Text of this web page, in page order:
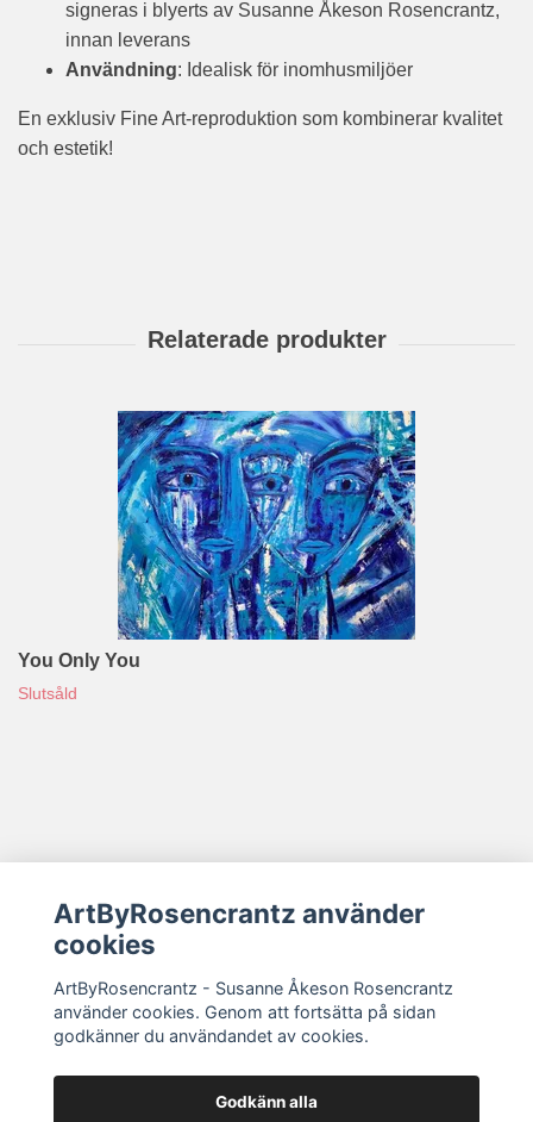
signeras i blyerts av Susanne Åkeson Rosencrantz,
innan leverans
Användning: Idealisk för inomhusmiljöer
En exklusiv Fine Art-reproduktion som kombinerar kvalitet
och estetik!
You Only You
Slutsåld
Sociala medier
Köpvillkor/Returer/Reklamation
ArtByRosencrantz använder
cookies
ArtByRosencrantz - Susanne Åkeson Rosencrantz
använder cookies. Genom att fortsätta på sidan
godkänner du användandet av cookies.
Godkänn alla